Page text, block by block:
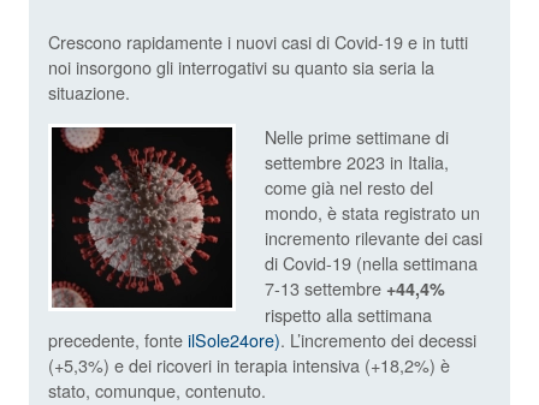
Crescono rapidamente i nuovi casi di Covid-19 e in tutti
noi insorgono gli interrogativi su quanto sia seria la
situazione.
Nelle prime settimane di
settembre 2023 in Italia,
come già nel resto del
mondo, è stata registrato un
incremento rilevante dei casi
di Covid-19 (nella settimana
7-13 settembre +44,4%
rispetto alla settimana
precedente, fonteilSole24ore). L’incremento dei decessi
(+5,3%) e dei ricoveri in terapia intensiva (+18,2%) è
stato, comunque, contenuto.